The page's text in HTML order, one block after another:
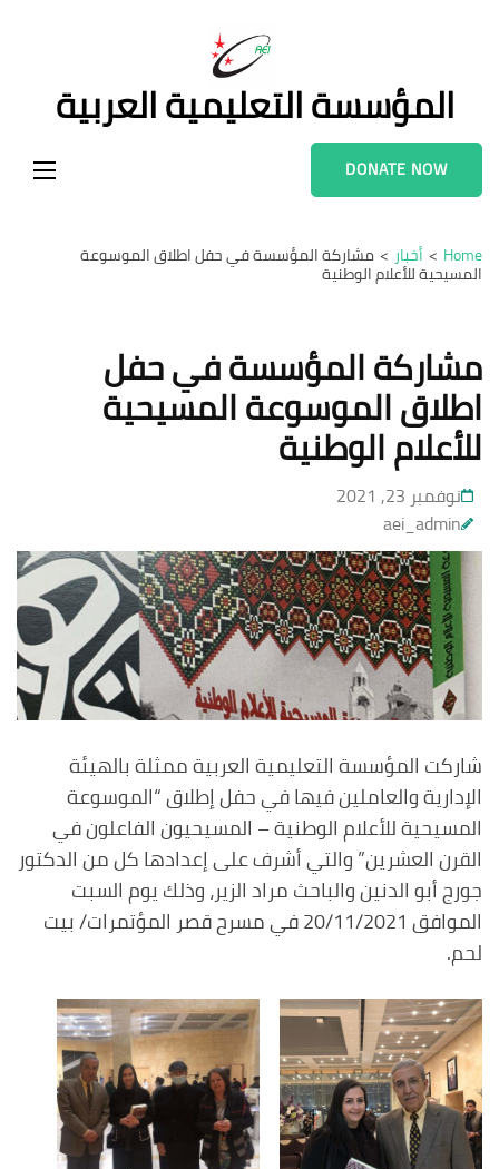
Enter)
المؤسسة التعليمية العربية
DONATE NOW
Home
>أخبار >مشاركة المؤسسة في حفل اطلاق الموسوعة
المسيحية للأعلام الوطنية
مشاركة المؤسسة في حفل
اطلاق الموسوعة المسيحية
للأعلام الوطنية
نوفمبر 23, 2021
aei_admin
شاركت المؤسسة التعليمية العربية ممثلة بالهيئة
الإدارية والعاملين فيها في حفل إطلاق “الموسوعة
المسيحية للأعلام الوطنية – المسيحيون الفاعلون في
القرن العشرين” والتي أشرف على إعدادها كل من الدكتور
جورج أبو الدنين والباحث مراد الزير، وذلك يوم السبت
الموافق 20/11/2021 في مسرح قصر المؤتمرات/ بيت
لحم.